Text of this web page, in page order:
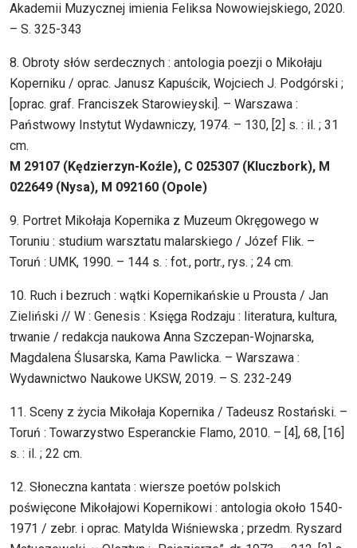
Akademii Muzycznej imienia Feliksa Nowowiejskiego, 2020.
– S. 325-343
8. Obroty słów serdecznych : antologia poezji o Mikołaju
Koperniku / oprac. Janusz Kapuścik, Wojciech J. Podgórski ;
[oprac. graf. Franciszek Starowieyski]. – Warszawa :
Państwowy Instytut Wydawniczy, 1974. – 130, [2] s. : il. ; 31
cm.
M 29107 (Kędzierzyn-Koźle), C 025307 (Kluczbork), M
022649 (Nysa), M 092160 (Opole)
9. Portret Mikołaja Kopernika z Muzeum Okręgowego w
Toruniu : studium warsztatu malarskiego / Józef Flik. –
Toruń : UMK, 1990. – 144 s. : fot., portr., rys. ; 24 cm.
10. Ruch i bezruch : wątki Kopernikańskie u Prousta / Jan
Zieliński // W : Genesis : Księga Rodzaju : literatura, kultura,
trwanie / redakcja naukowa Anna Szczepan-Wojnarska,
Magdalena Ślusarska, Kama Pawlicka. – Warszawa :
Wydawnictwo Naukowe UKSW, 2019. – S. 232-249
11. Sceny z życia Mikołaja Kopernika / Tadeusz Rostański. –
Toruń : Towarzystwo Esperanckie Flamo, 2010. – [4], 68, [16]
s. : il. ; 22 cm.
12. Słoneczna kantata : wiersze poetów polskich
poświęcone Mikołajowi Kopernikowi : antologia około 1540-
1971 / zebr. i oprac. Matylda Wiśniewska ; przedm. Ryszard